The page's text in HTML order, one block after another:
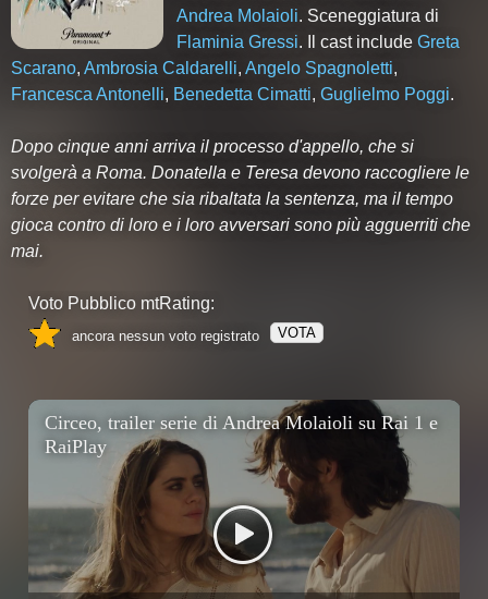
Andrea Molaioli. Sceneggiatura di
Flaminia Gressi. Il cast includeGreta
Scarano, Ambrosia Caldarelli, Angelo Spagnoletti,
Francesca Antonelli, Benedetta Cimatti, Guglielmo Poggi.
Dopo cinque anni arriva il processo d'appello, che si
svolgerà a Roma. Donatella e Teresa devono raccogliere le
forze per evitare che sia ribaltata la sentenza, ma il tempo
gioca contro di loro e i loro avversari sono più agguerriti che
mai.
Voto Pubblico mtRating:
ancora nessun voto registrato VOTA